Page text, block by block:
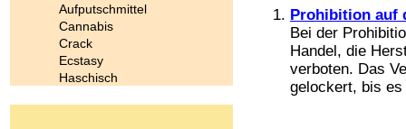
Prohibition auf
Bei der
Handel, die
verboten. Das
gelockert, bis
Aufputschmittel
Cannabis
Crack
Ecstasy
Haschisch